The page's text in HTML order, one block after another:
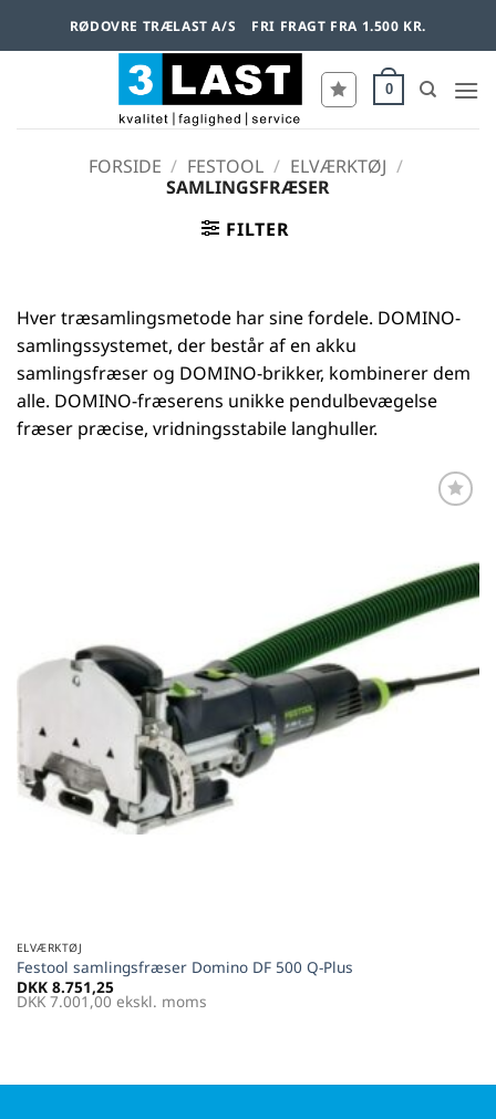
RØDOVRE TRÆLAST A/S FRI FRAGT FRA 1.500 KR.
0
FORSIDE / FESTOOL / ELVÆRKTØJ /
SAMLINGSFRÆSER
FILTER
Hver træsamlingsmetode har sine fordele. DOMINO-
samlingssystemet, der består af en akku
samlingsfræser og DOMINO-brikker, kombinerer dem
alle. DOMINO-fræserens unikke pendulbevægelse
fræser præcise, vridningsstabile langhuller.
ELVÆRKTØJ
Festool samlingsfræser Domino DF 500 Q-Plus
DKK 8.751,25
DKK 7.001,00 ekskl. moms